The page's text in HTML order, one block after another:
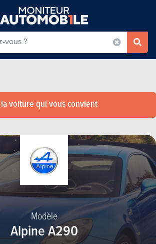
voiture qui vous convient
Modèle
Alpine A290